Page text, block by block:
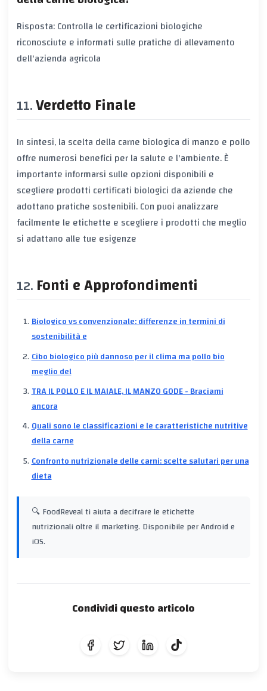
Risposta: Controlla le certificazioni biologiche
riconosciute e informati sulle pratiche di allevamento
dell'azienda agricola
Verdetto Finale
In sintesi, la scelta della carne biologica di manzo e pollo
offre numerosi benefici per la salute e l'ambiente. È
importante informarsi sulle opzioni disponibili e
scegliere prodotti certificati biologici da aziende che
adottano pratiche sostenibili. Con puoi analizzare
facilmente le etichette e scegliere i prodotti che meglio
si adattano alle tue esigenze
Fonti e Approfondimenti
Biologico vs convenzionale: differenze in termini di
sostenibilità e
Cibo biologico più dannoso per il clima ma pollo bio
meglio del
TRA IL POLLO E IL MAIALE, IL MANZO GODE - Braciami
ancora
Quali sono le classificazioni e le caratteristiche nutritive
della carne
Confronto nutrizionale delle carni: scelte salutari per una
dieta
🔍 FoodReveal ti aiuta a decifrare le etichette
nutrizionali oltre il marketing. Disponibile per Android e
iOS.
Condividi questo articolo